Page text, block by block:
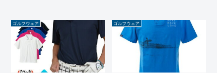
ゴルフウェア ゴルフウェア